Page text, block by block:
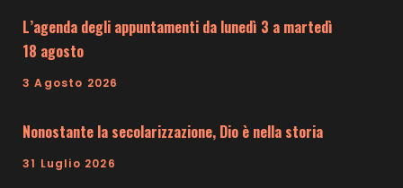
L’agenda degli appuntamenti da lunedì 3 a martedì
18 agosto
3 Agosto 2026
Nonostante la secolarizzazione, Dio è nella storia
31 Luglio 2026